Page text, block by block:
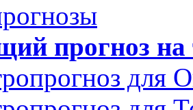
прогноз
для